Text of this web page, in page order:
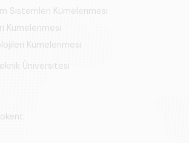
Sistemleri Kümelenmesi
Kümelenmesi
Kümelenmesi
Üniversitesi